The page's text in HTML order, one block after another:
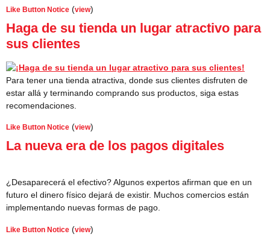
Like Button Notice (view)
Haga de su tienda un lugar atractivo para
sus clientes
Para tener una tienda atractiva, donde sus clientes disfruten de
estar allá y terminando comprando sus productos, siga estas
recomendaciones.
Like Button Notice (view)
La nueva era de los pagos digitales
¿Desaparecerá el efectivo? Algunos expertos afirman que en un
futuro el dinero físico dejará de existir. Muchos comercios están
implementando nuevas formas de pago.
Like Button Notice (view)